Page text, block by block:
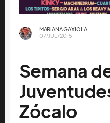
MARIANA GAXIOLA
07/JUL/2015
Semana
Zócalo